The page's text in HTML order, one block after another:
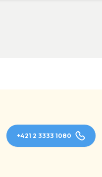
+421 2 3333 1080